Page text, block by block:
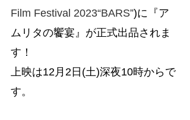
Film Festival 2023“BARS”)に『ア
ムリタの饗宴』が正式出品されま
す！
上映は12月2日(土)深夜10時からで
す。